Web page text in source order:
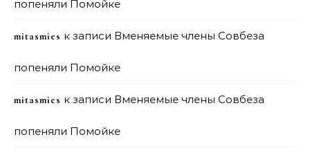
попеняли Помойке
mitasmies к записи Вменяемые члены Совбеза
попеняли Помойке
mitasmies к записи Вменяемые члены Совбеза
попеняли Помойке